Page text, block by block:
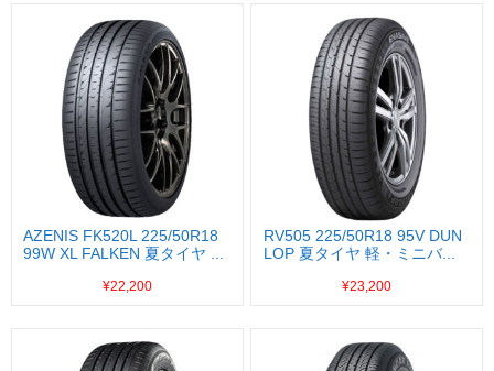
AZENIS FK520L 225/50R18
99W XL FALKEN 夏タイヤ ...
¥22,200
RV505 225/50R18 95V DUN
LOP 夏タイヤ 軽・ミニバ...
¥23,200